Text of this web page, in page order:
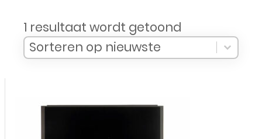
1 resultaat wordt getoond
Sort Products
Sort content
Sorteren op nieuwste
Sort content